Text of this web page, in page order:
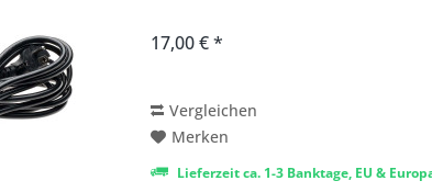
17,00 € *
Vergleichen
Merken
Lieferzeit ca. 1-3 Banktage, EU &